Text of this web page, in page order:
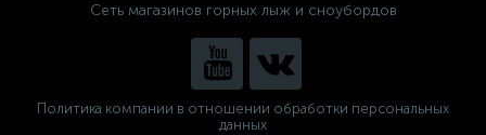
Сеть магазинов горных лыж и сноубордов
Политика компании в отношении обработки персональных
данных